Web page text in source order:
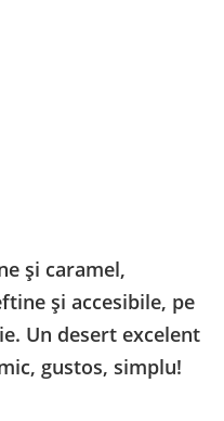
și caramel,
și accesibile, pe
Un desert excelent
gustos, simplu!